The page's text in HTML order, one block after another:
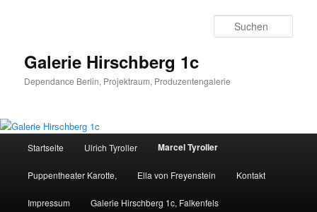
Galerie Hirschberg 1c
Dependance Berlin, Projektraum, Produzentengalerie
Startseite Ulrich Tyroller Marcel Tyroller
Puppentheater Karotte, Ella von Freyenstein Kontakt
Impressum Galerie Hirschberg 1c, Falkenfels